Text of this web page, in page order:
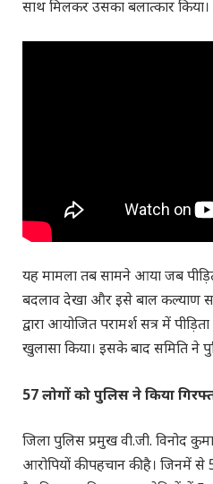
साथ मिलकर उसका बलात्कार किया।
यह मामला तब सामने आया जब
बदलाव देखा और इसे बाल कल्याण
द्वारा आयोजित परामर्श सत्र में
खुलासा किया। इसके बाद समिति ने
57 लोगों को पुलिस ने किया
जिला पुलिस प्रमुख वी.जी. विनोद
आरोपियों की पहचान की है। जिनमें से